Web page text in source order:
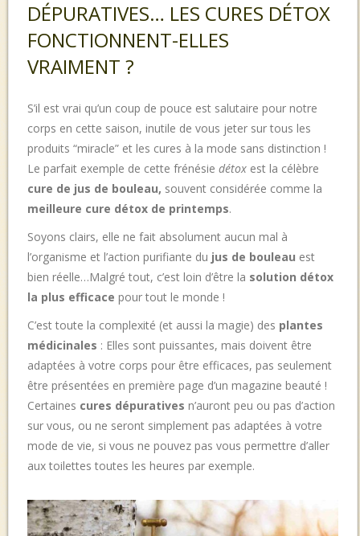
DÉPURATIVES… LES CURES DÉTOX
FONCTIONNENT-ELLES
VRAIMENT ?
S’il est vrai qu’un coup de pouce est salutaire pour notre
corps en cette saison, inutile de vous jeter sur tous les
produits “miracle” et les cures à la mode sans distinction !
Le parfait exemple de cette frénésie détoxest la célèbre
cure de jus de bouleau, souvent considérée comme la
meilleure cure détox de printemps.
Soyons clairs, elle ne fait absolument aucun mal à
l’organisme et l’action purifiante du jus de bouleau est
bien réelle…Malgré tout, c’est loin d’être la solution détox
la plus efficace pour tout le monde !
C’est toute la complexité (et aussi la magie) des plantes
médicinales : Elles sont puissantes, mais doivent être
adaptées à votre corps pour être efficaces, pas seulement
être présentées en première page d’un magazine beauté !
Certaines cures dépuratives n’auront peu ou pas d’action
sur vous, ou ne seront simplement pas adaptées à votre
mode de vie, si vous ne pouvez pas vous permettre d’aller
aux toilettes toutes les heures par exemple.